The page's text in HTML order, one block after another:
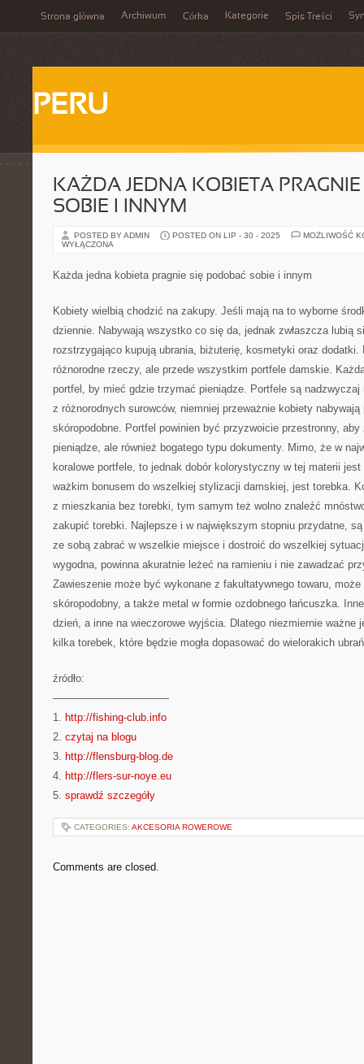
Strona główna Archiwum Córka Kategorie Spis Treści
PERU
KAŻDA JEDNA KOBIETA
SOBIE I INNYM
POSTED BY ADMIN POSTED ON LIP - 30 - 2025
MOŻLIWOŚĆ
WYŁĄCZONA
Każda jedna kobieta pragnie się podobać sobie i innym
Kobiety wielbią chodzić na zakupy. Jeśli mają na to wyborne
dziennie. Nabywają wszystko co się da, jednak zwłaszcza lubią
rozstrzygająco kupują ubrania, biżuterię, kosmetyki oraz
różnorodne rzeczy, ale przede wszystkim portfele damskie.
portfel, by mieć gdzie trzymać pieniądze. Portfele są nadzwyczaj
z różnorodnych surowców, niemniej przeważnie kobiety
skóropodobne. Portfel powinien być przyzwoicie przestronny, aby
pieniądze, ale również bogatego typu dokumenty. Mimo, że w
koralowe portfele, to jednak dobór kolorystyczny w tej materii
ważkim bonusem do wszelkiej stylizacji damskiej, jest torebka.
z mieszkania bez torebki, tym samym też wolno znaleźć
zakupić torebki. Najlepsze i w największym stopniu przydatne,
ze sobą zabrać w wszelkie miejsce i dostroić do wszelkiej
wygodna, powinna akuratnie leżeć na ramieniu i nie zawadzać
Zawieszenie może być wykonane z fakultatywnego towaru,
skóropodobny, a także metal w formie ozdobnego łańcuszka.
dzień, a inne na wieczorowe wyjścia. Dlatego niezmiernie ważne
kilka torebek, które będzie mogła dopasować do wielorakich
źródło:
———————————
1. http://fishing-club.info
2. czytaj na blogu
3. http://flensburg-blog.de
4. http://flers-sur-noye.eu
5. sprawdź szczegóły
CATEGORIES: AKCESORIA ROWEROWE
Comments are closed.